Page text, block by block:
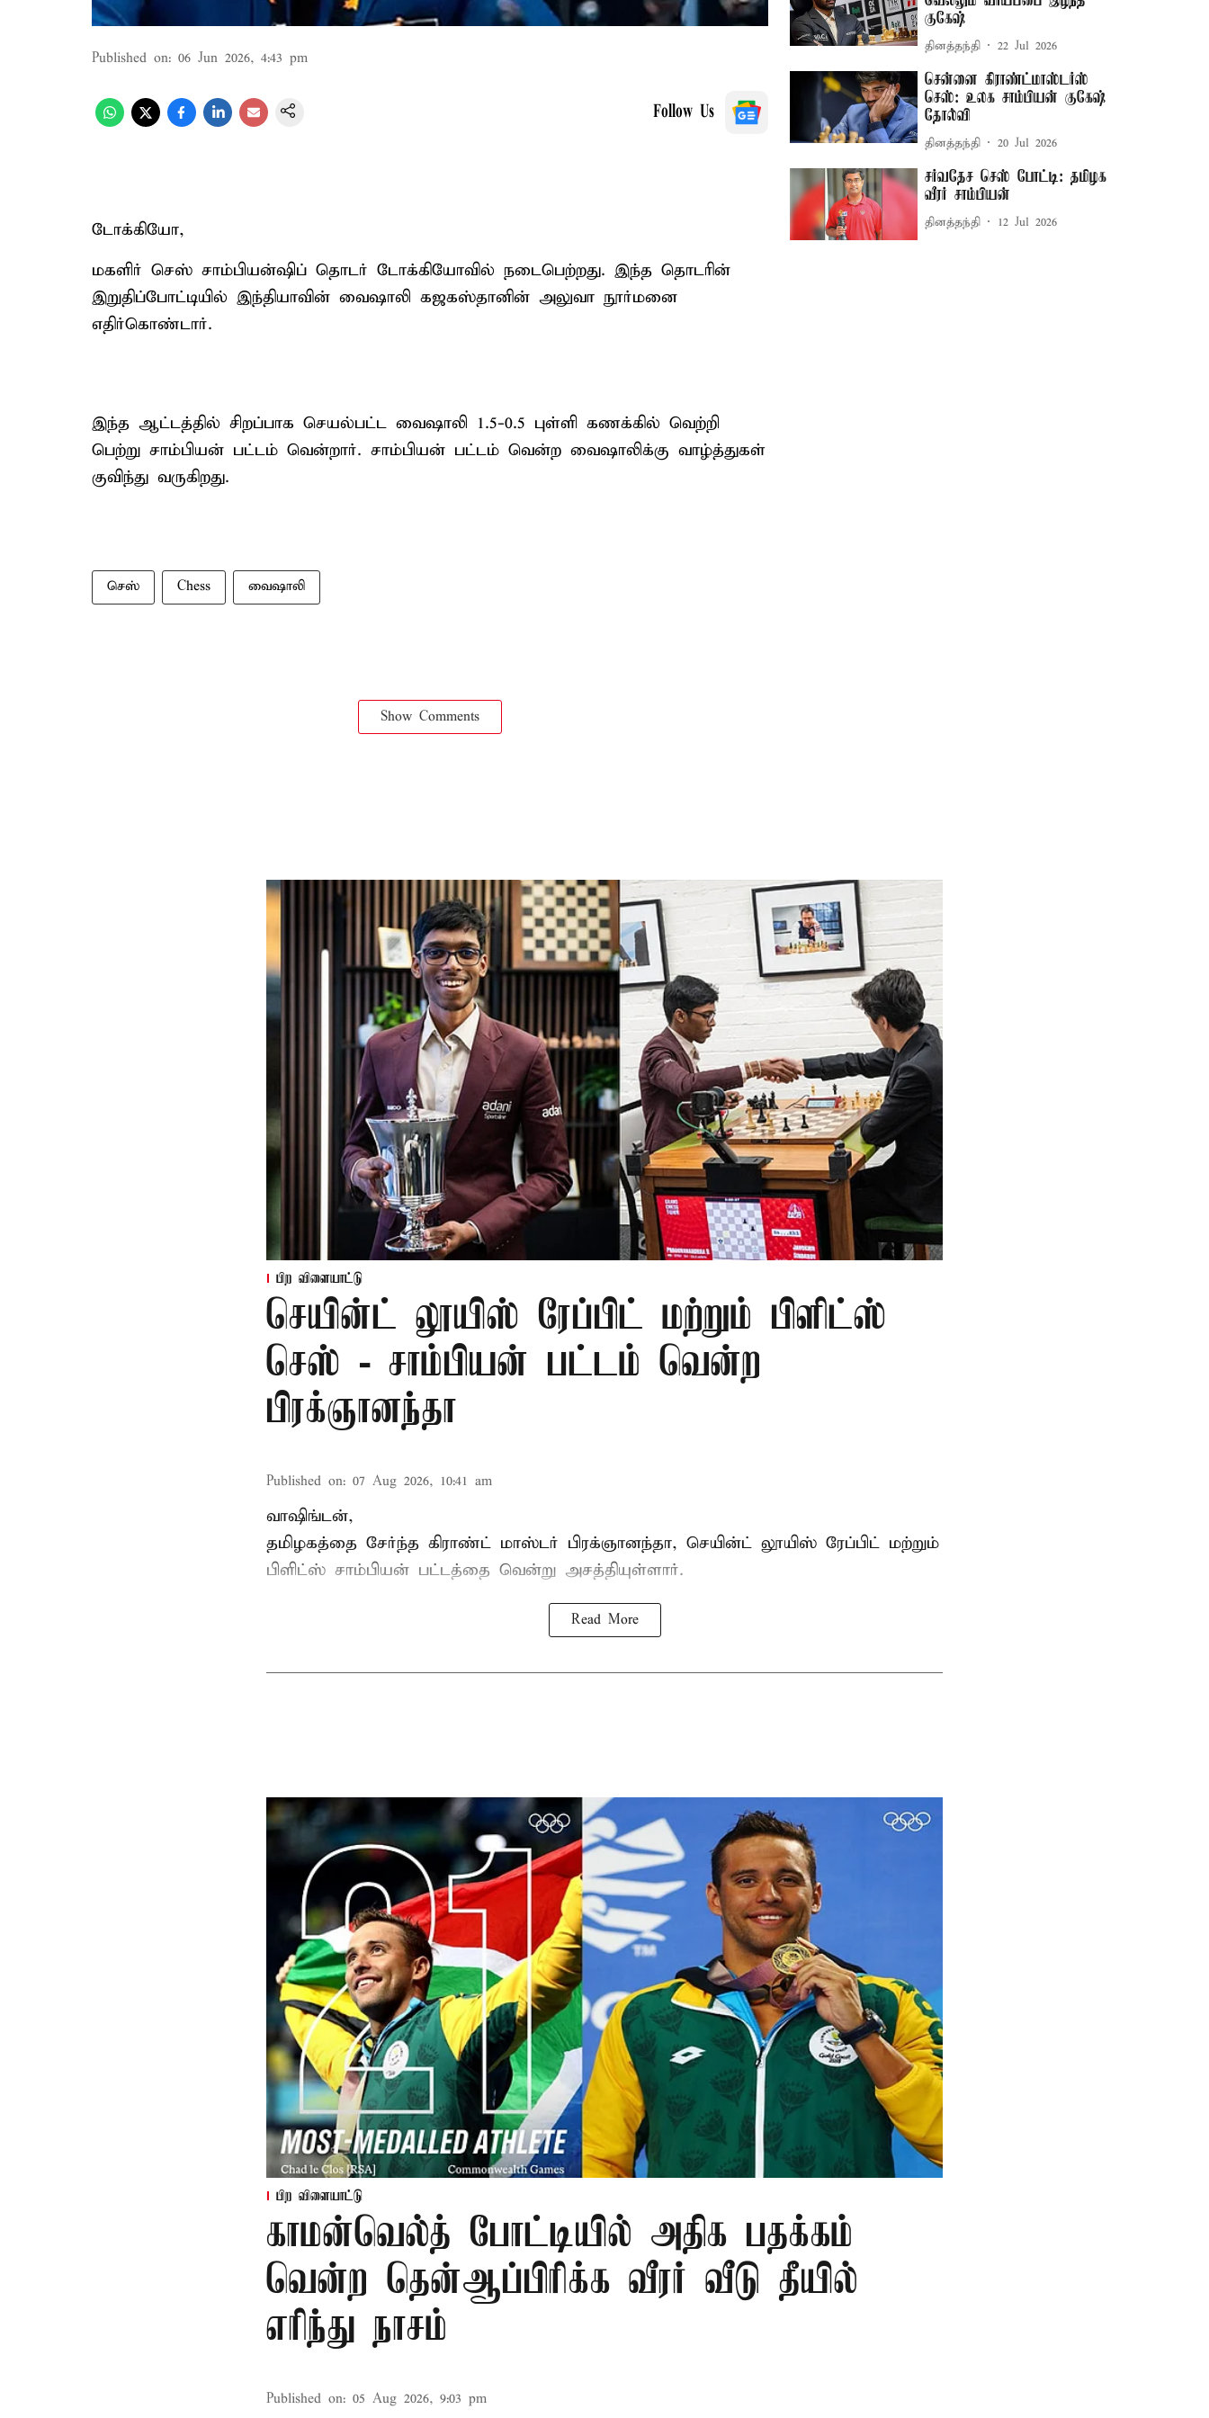
Published on: 06 Jun 2026, 4:43 pm
Follow Us
டோக்கியோ,
மகளிர் செஸ் சாம்பியன்ஷிப் தொடர் டோக்கியோவில் நடைபெற்றது. இந்த தொடரின்
இறுதிப்போட்டியில் இந்தியாவின் வைஷாலி கஜகஸ்தானின் அலுவா நூர்மனை
எதிர்கொண்டார்.
இந்த ஆட்டத்தில் சிறப்பாக செயல்பட்ட வைஷாலி 1.5-0.5 புள்ளி கணக்கில் வெற்றி
பெற்று சாம்பியன் பட்டம் வென்றார். சாம்பியன் பட்டம் வென்ற வைஷாலிக்கு வாழ்த்துகள்
குவிந்து வருகிறது.
செஸ் Chess வைஷாலி
Show Comments
குகேஷ்
தினத்தந்தி 22 Jul 2026
சென்னை கிராண்ட்மாஸ்டர்ஸ்
செஸ்: உலக சாம்பியன் குகேஷ்
தோல்வி
தினத்தந்தி 20 Jul 2026
சர்வதேச செஸ் போட்டி: தமிழக
வீரர் சாம்பியன்
தினத்தந்தி 12 Jul 2026
பிற விளையாட்டு
செயின்ட் லூயிஸ் ரேப்பிட் மற்றும் பிளிட்ஸ்
செஸ் - சாம்பியன் பட்டம் வென்ற
பிரக்ஞானந்தா
Published on: 07 Aug 2026, 10:41 am
வாஷிங்டன்,
தமிழகத்தை சேர்ந்த கிராண்ட் மாஸ்டர் பிரக்ஞானந்தா, செயின்ட் லூயிஸ் ரேப்பிட் மற்றும்
பிளிட்ஸ் சாம்பியன் பட்டத்தை வென்று அசத்தியுள்ளார்.
Read More
பிற விளையாட்டு
காமன்வெல்த் போட்டியில் அதிக பதக்கம்
வென்ற தென்ஆப்பிரிக்க வீரர் வீடு தீயில்
எரிந்து நாசம்
Published on: 05 Aug 2026, 9:03 pm